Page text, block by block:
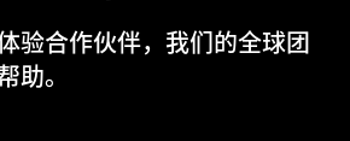
验合作伙伴，我们的全球团
助。